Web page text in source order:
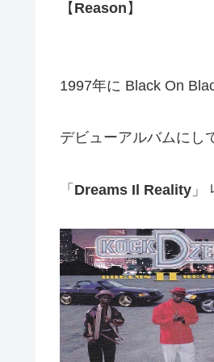
【 Reason 】
1997年に Black On
デビューアルバムにし
「 Dreams Il Reality 」